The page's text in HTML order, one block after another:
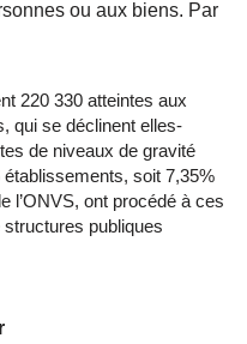
ou aux biens. Par
220 330 atteintes aux
qui se déclinent elles-
de niveaux de gravité
soit 7,35%
l’ONVS, ont procédé à ces
publiques